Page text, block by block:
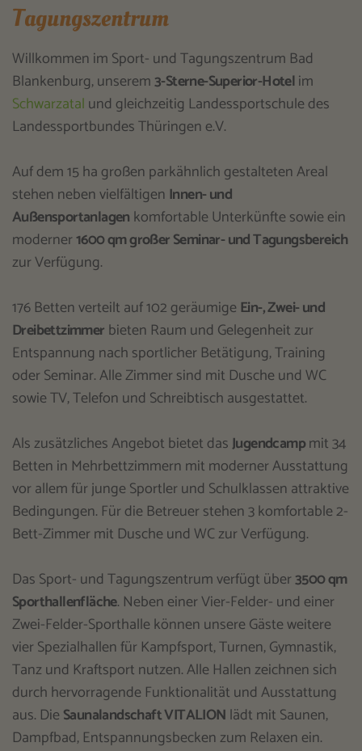
Tagungszentrum
Willkommen im Sport- und Tagungszentrum Bad
Blankenburg, unserem3-Sterne-Superior-Hotelim
Schwarzatal und gleichzeitig Landessportschule des
Landessportbundes Thüringen e.V.
Auf dem 15 ha großen parkähnlich gestalteten Areal
stehen neben vielfältigen Innen- und
Außensportanlagen komfortable Unterkünfte sowie ein
moderner1600 qm großer Seminar- und Tagungsbereich
zur Verfügung.
176 Betten verteilt auf 102 geräumige Ein-, Zwei- und
Dreibettzimmer bieten Raum und Gelegenheit zur
Entspannung nach sportlicher Betätigung, Training
oder Seminar. Alle Zimmer sind mit Dusche und WC
sowie TV, Telefon und Schreibtisch ausgestattet.
Als zusätzliches Angebot bietet dasJugendcampmit 34
Betten in Mehrbettzimmern mit moderner Ausstattung
vor allem für junge Sportler und Schulklassen attraktive
Bedingungen. Für die Betreuer stehen 3 komfortable 2-
Bett-Zimmer mit Dusche und WC zur Verfügung.
Das Sport- und Tagungszentrum verfügt über3500 qm
Sporthallenfläche. Neben einer Vier-Felder- und einer
Zwei-Felder-Sporthalle können unsere Gäste weitere
vier Spezialhallen für Kampfsport, Turnen, Gymnastik,
Tanz und Kraftsport nutzen. Alle Hallen zeichnen sich
durch hervorragende Funktionalität und Ausstattung
aus. Die Saunalandschaft VITALION lädt mit Saunen,
Dampfbad, Entspannungsbecken zum Relaxen ein.